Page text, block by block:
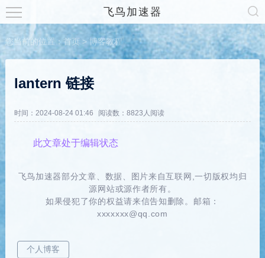
飞鸟加速器
您当前的位置：首页> 博客教程
lantern 链接
时间：2024-08-24 01:46 阅读数：8823人阅读
此文章处于编辑状态
飞鸟加速器部分文章、数据、图片来自互联网,一切版权均归
源网站或源作者所有。
如果侵犯了你的权益请来信告知删除。邮箱：
xxxxxxx@qq.com
个人博客